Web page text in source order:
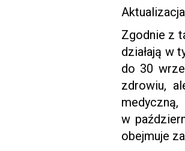
Zgodnie z
działają w
do 30
zdrowiu,
w
obejmuje